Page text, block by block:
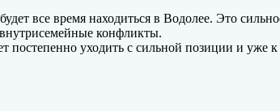
все время находиться в Водолее. Это
конфликты.
постепенно уходить с сильной позиции и уже